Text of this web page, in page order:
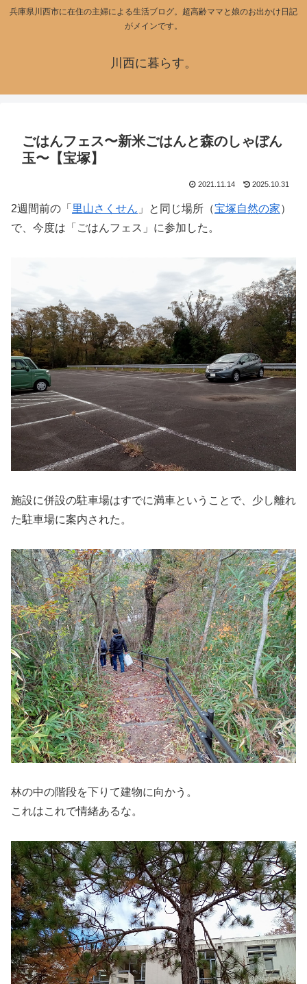
兵庫県川西市に在住の主婦による生活ブログ。超高齢ママと娘のお出かけ日記
がメインです。
川西に暮らす。
ごはんフェス〜新米ごはんと森のしゃぼん
玉〜【宝塚】
2021.11.14 2025.10.31
2週間前の「 里山さくせん 」と同じ場所（宝塚自然の家）
で、今度は「ごはんフェス」に参加した。
施設に併設の駐車場はすでに満車ということで、少し離れ
た駐車場に案内された。
林の中の階段を下りて建物に向かう。
これはこれで情緒あるな。